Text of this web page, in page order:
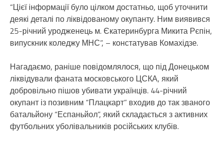
“Цієї інформації було цілком достатньо, щоб уточнити
деякі деталі по ліквідованому окупанту. Ним виявився
25-річний уродженець м. Єкатеринбурга Микита Рєпін,
випускник коледжу МНС”, – констатував Комахідзе.
Нагадаємо, раніше повідомлялося, що під Донецьком
ліквідували фаната московського ЦСКА, який
добровільно пішов убивати українців. 44-річний
окупант із позивним “Плацкарт” входив до так званого
батальйону “Еспаньйол”, який складається з активних
футбольних уболівальників російських клубів.